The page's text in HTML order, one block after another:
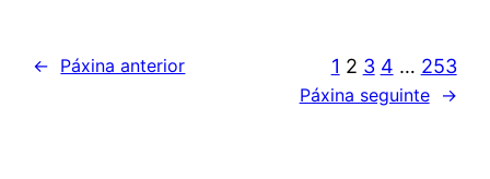
← Páxina anterior 1 2 3 4 … 253
Páxina seguinte →